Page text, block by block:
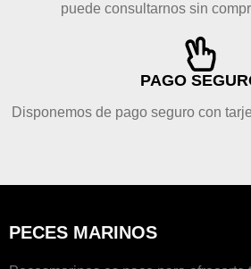
puede consultarnos sin
PAGO
Disponemos de pago seguro con
PECES MARINOS